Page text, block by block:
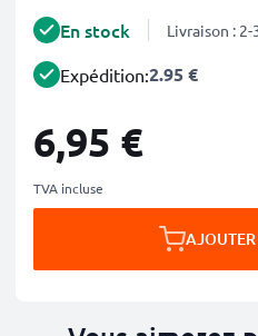
En stock Livraison :
Expédition:2.95 €
6,95 €
TVA incluse